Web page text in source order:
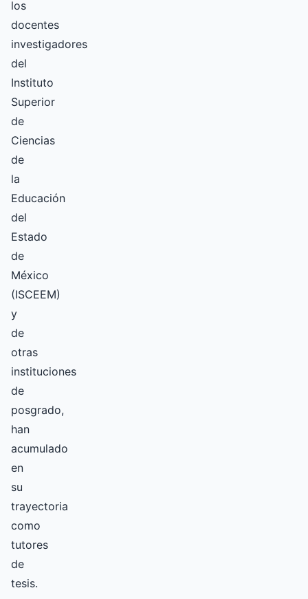
los
docentes
investigadores
del
Instituto
Superior
de
Ciencias
de
la
Educación
del
Estado
de
México
(ISCEEM)
y
de
otras
instituciones
de
posgrado,
han
acumulado
en
su
trayectoria
como
tutores
de
tesis.